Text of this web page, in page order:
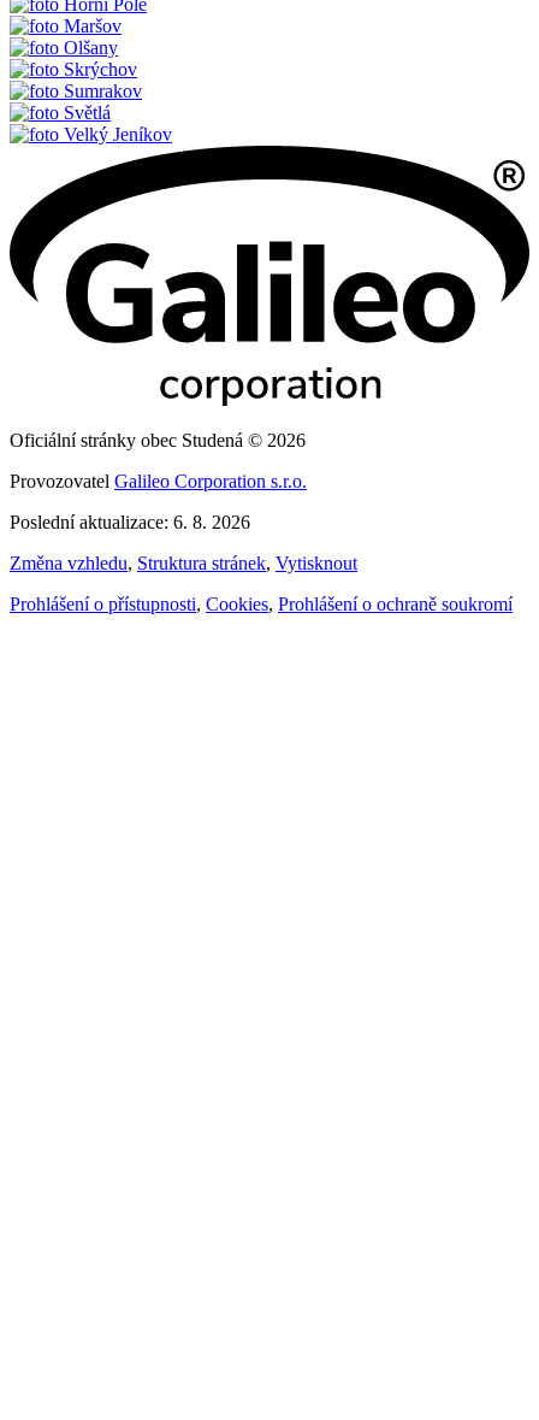
Horní Pole
Maršov
Olšany
Skrýchov
Sumrakov
Světlá
Velký Jeníkov
Oficiální stránky obec Studená © 2026
Provozovatel Galileo Corporation s.r.o.
Poslední aktualizace: 6. 8. 2026
Změna vzhledu, Struktura stránek, Vytisknout
Prohlášení o přístupnosti, Cookies, Prohlášení o ochraně soukromí